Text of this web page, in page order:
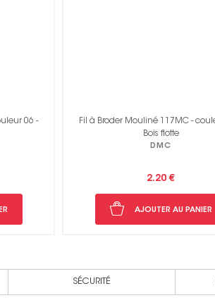
07 -
Fil à Broder Mouliné 117MC -
Cuir tanne
DMC
2.20 €
AJOUTER AU
SÉCURITÉ